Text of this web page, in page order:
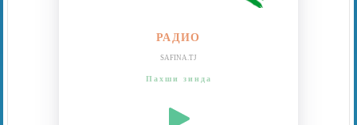
РАДИО
SAFINA.TJ
Пахши зинда